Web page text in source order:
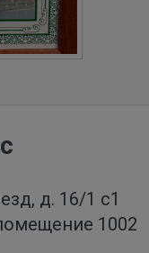
д. 16/1 с1
1002